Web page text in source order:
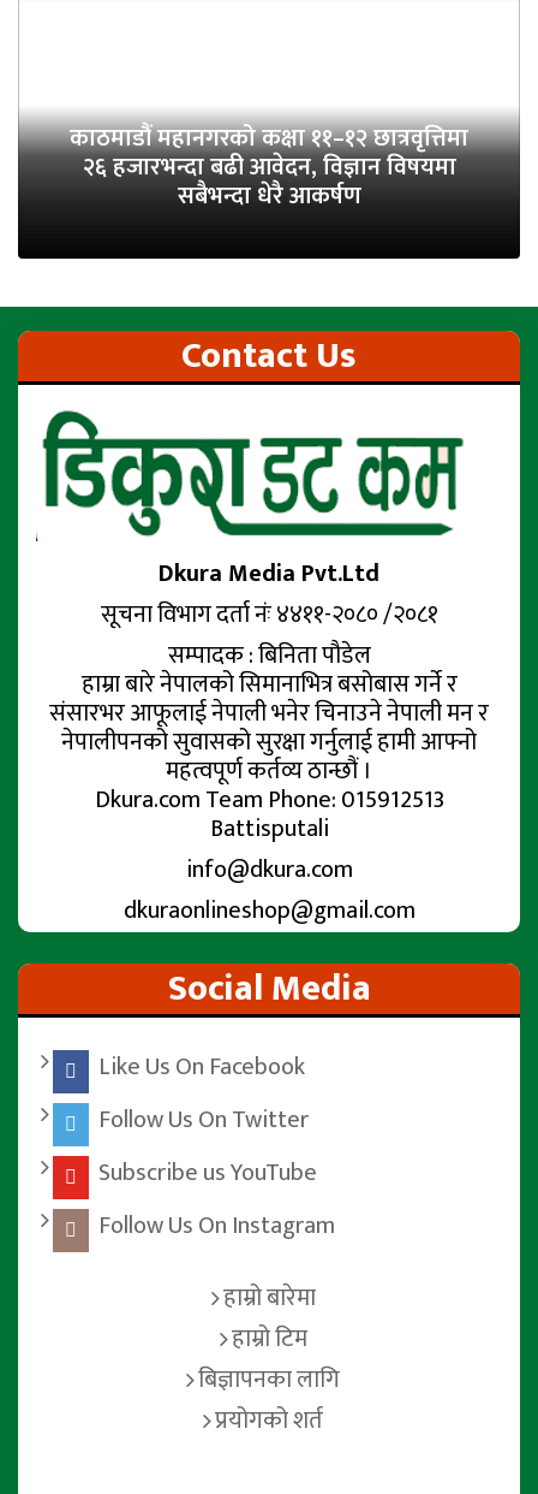
काठमाडौं महानगरको कक्षा ११–१२ छात्रवृत्तिमा
२६ हजारभन्दा बढी आवेदन, विज्ञान विषयमा
सबैभन्दा धेरै आकर्षण
Contact Us
Dkura Media Pvt.Ltd
सूचना विभाग दर्ता नंः ४४११-२०८० /२०८१
सम्पादक : बिनिता पौडेल
हाम्रा बारे नेपालको सिमानाभित्र बसोबास गर्ने र
संसारभर आफूलाई नेपाली भनेर चिनाउने नेपाली मन र
नेपालीपनको सुवासको सुरक्षा गर्नुलाई हामी आफ्नो
महत्वपूर्ण कर्तव्य ठान्छौं ।
Dkura.com Team Phone: 015912513
Battisputali
info@dkura.com
dkuraonlineshop@gmail.com
Social Media
Like Us On Facebook
Follow Us On Twitter
Subscribe us YouTube
Follow Us On Instagram
हाम्रो बारेमा
हाम्रो टिम
बिज्ञापनका लागि
प्रयोगको शर्त